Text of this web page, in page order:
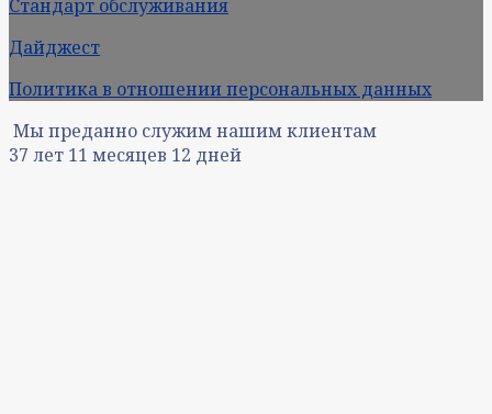
Стандарт обслуживания
Дайджест
Политика в отношении персональных данных
Мы преданно служим нашим клиентам
37 лет 11 месяцев 12 дней